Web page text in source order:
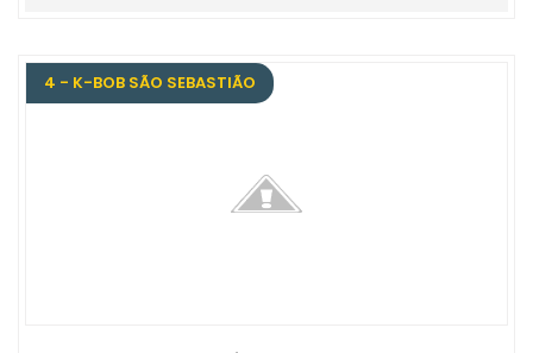
4 - K-BOB SÃO SEBASTIÃO